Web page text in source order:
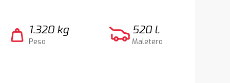
weight 1.320 kg
Peso
520 l.
Maletero